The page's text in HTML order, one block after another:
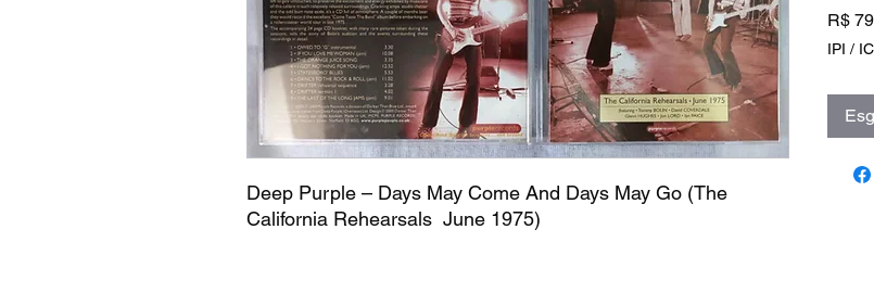
Deep Purple – Days May Come And Days May Go (The
California Rehearsals June 1975)
R$
IPI /